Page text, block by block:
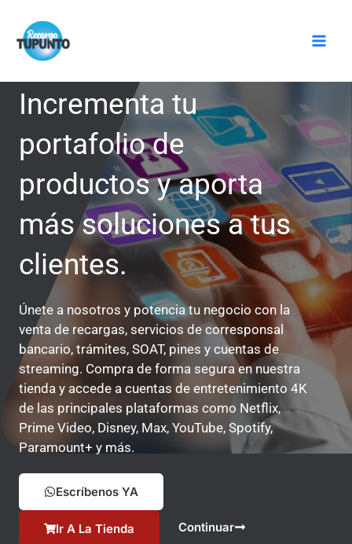
contenido
Incrementa tu
portafolio de
productos y aporta
más soluciones a tus
clientes.
Únete a nosotros y potencia tu negocio con la
venta de recargas, servicios de corresponsal
bancario, trámites, SOAT, pines y cuentas de
streaming. Compra de forma segura en nuestra
tienda y accede a cuentas de entretenimiento 4K
de las principales plataformas como Netflix,
Prime Video, Disney, Max, YouTube, Spotify,
Paramount+ y más.
Escríbenos YA
Ir A La Tienda Continuar